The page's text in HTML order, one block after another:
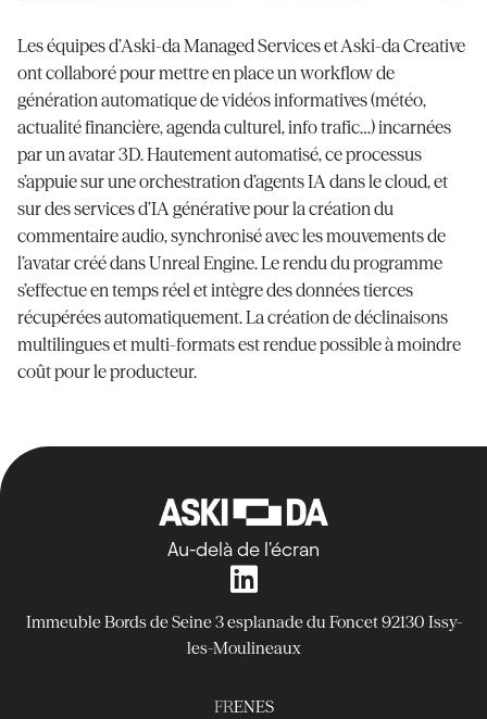
Les équipes d’Aski-da Managed Services et Aski-da Creative
ont collaboré pour mettre en place un workflow de
génération automatique de vidéos informatives (météo,
actualité financière, agenda culturel, info trafic…) incarnées
par un avatar 3D. Hautement automatisé, ce processus
s’appuie sur une orchestration d’agents IA dans le cloud, et
sur des services d’IA générative pour la création du
commentaire audio, synchronisé avec les mouvements de
l’avatar créé dans Unreal Engine. Le rendu du programme
s’effectue en temps réel et intègre des données tierces
récupérées automatiquement. La création de déclinaisons
multilingues et multi-formats est rendue possible à moindre
coût pour le producteur.
Au-delà de l'écran
Immeuble Bords de Seine3 esplanade du Foncet92130 Issy-
les-Moulineaux
FRENES